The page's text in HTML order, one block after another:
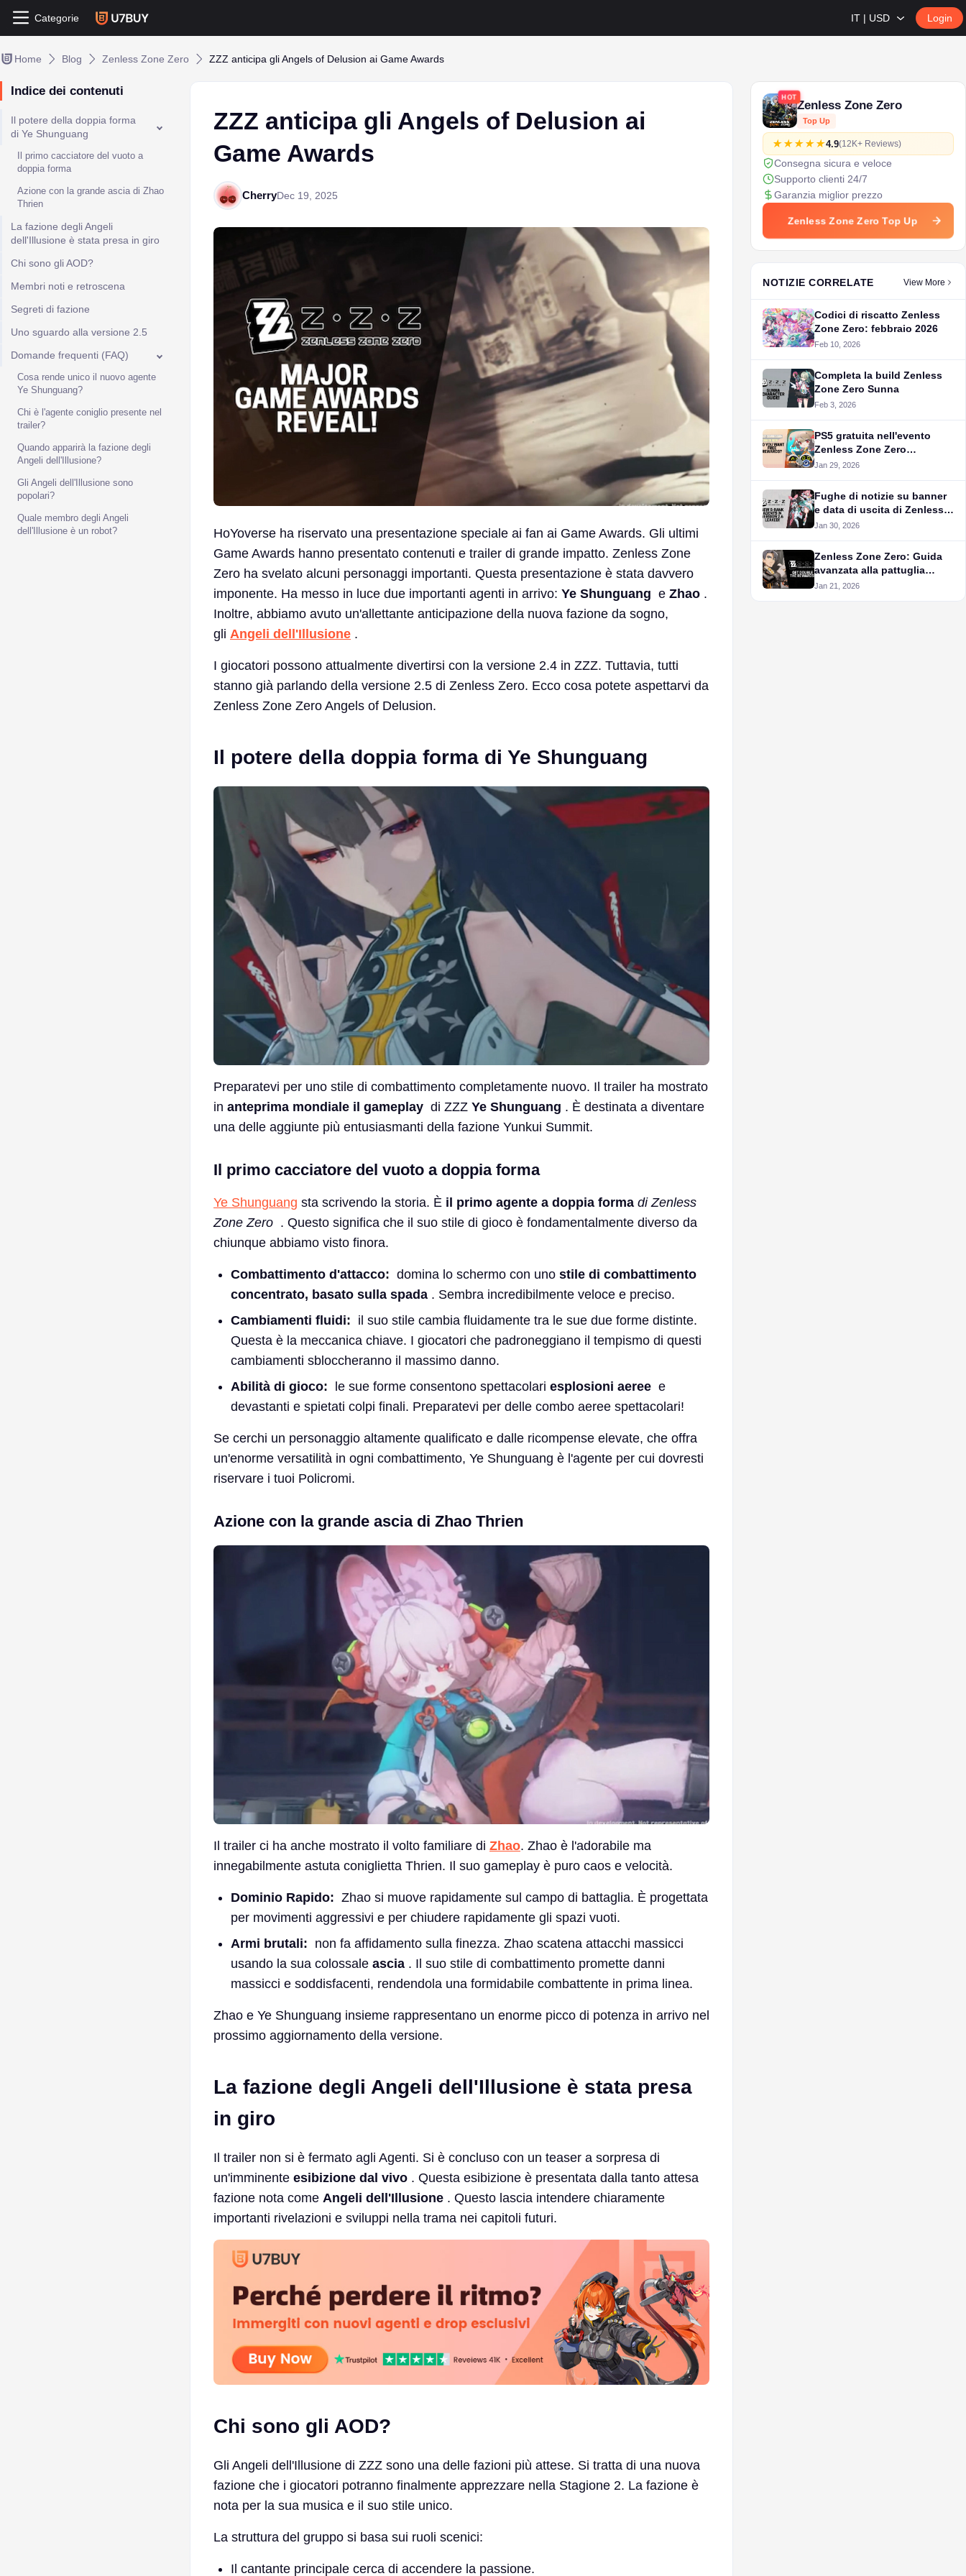
Categorie IT | USD Login
Home Blog Zenless Zone Zero ZZZ anticipa gli Angels of Delusion ai Game Awards
Indice dei contenuti
Il potere della doppia forma
di Ye Shunguang
Il primo cacciatore del vuoto a
doppia forma
Azione con la grande ascia di Zhao
Thrien
La fazione degli Angeli
dell'Illusione è stata presa in giro
Chi sono gli AOD?
Membri noti e retroscena
Segreti di fazione
Uno sguardo alla versione 2.5
Domande frequenti (FAQ)
Cosa rende unico il nuovo agente
Ye Shunguang?
Chi è l'agente coniglio presente nel
trailer?
Quando apparirà la fazione degli
Angeli dell'Illusione?
Gli Angeli dell'Illusione sono
popolari?
Quale membro degli Angeli
dell'Illusione è un robot?
ZZZ anticipa gli Angels of Delusion ai
Game Awards
CherryDec 19, 2025
HoYoverse ha riservato una presentazione speciale ai fan ai Game Awards. Gli ultimi
Game Awards hanno presentato contenuti e trailer di grande impatto. Zenless Zone
Zero ha svelato alcuni personaggi importanti. Questa presentazione è stata davvero
imponente. Ha messo in luce due importanti agenti in arrivo: Ye Shunguang e Zhao .
Inoltre, abbiamo avuto un'allettante anticipazione della nuova fazione da sogno,
gli Angeli dell'Illusione .
I giocatori possono attualmente divertirsi con la versione 2.4 in ZZZ. Tuttavia, tutti
stanno già parlando della versione 2.5 di Zenless Zero. Ecco cosa potete aspettarvi da
Zenless Zone Zero Angels of Delusion.
Il potere della doppia forma di Ye Shunguang
Preparatevi per uno stile di combattimento completamente nuovo. Il trailer ha mostrato
in anteprima mondiale il gameplay di ZZZ Ye Shunguang . È destinata a diventare
una delle aggiunte più entusiasmanti della fazione Yunkui Summit.
Il primo cacciatore del vuoto a doppia forma
Ye Shunguang sta scrivendo la storia. È il primo agente a doppia forma di Zenless
Zone Zero . Questo significa che il suo stile di gioco è fondamentalmente diverso da
chiunque abbiamo visto finora.
Combattimento d'attacco: domina lo schermo con uno stile di combattimento
concentrato, basato sulla spada . Sembra incredibilmente veloce e preciso.
Cambiamenti fluidi: il suo stile cambia fluidamente tra le sue due forme distinte.
Questa è la meccanica chiave. I giocatori che padroneggiano il tempismo di questi
cambiamenti sbloccheranno il massimo danno.
Abilità di gioco: le sue forme consentono spettacolari esplosioni aeree e
devastanti e spietati colpi finali. Preparatevi per delle combo aeree spettacolari!
Se cerchi un personaggio altamente qualificato e dalle ricompense elevate, che offra
un'enorme versatilità in ogni combattimento, Ye Shunguang è l'agente per cui dovresti
riservare i tuoi Policromi.
Azione con la grande ascia di Zhao Thrien
Il trailer ci ha anche mostrato il volto familiare di Zhao. Zhao è l'adorabile ma
innegabilmente astuta coniglietta Thrien. Il suo gameplay è puro caos e velocità.
Dominio Rapido: Zhao si muove rapidamente sul campo di battaglia. È progettata
per movimenti aggressivi e per chiudere rapidamente gli spazi vuoti.
Armi brutali: non fa affidamento sulla finezza. Zhao scatena attacchi massicci
usando la sua colossale ascia . Il suo stile di combattimento promette danni
massicci e soddisfacenti, rendendola una formidabile combattente in prima linea.
Zhao e Ye Shunguang insieme rappresentano un enorme picco di potenza in arrivo nel
prossimo aggiornamento della versione.
La fazione degli Angeli dell'Illusione è stata presa
in giro
Il trailer non si è fermato agli Agenti. Si è concluso con un teaser a sorpresa di
un'imminente esibizione dal vivo . Questa esibizione è presentata dalla tanto attesa
fazione nota come Angeli dell'Illusione . Questo lascia intendere chiaramente
importanti rivelazioni e sviluppi nella trama nei capitoli futuri.
Chi sono gli AOD?
Gli Angeli dell'Illusione di ZZZ sono una delle fazioni più attese. Si tratta di una nuova
fazione che i giocatori potranno finalmente apprezzare nella Stagione 2. La fazione è
nota per la sua musica e il suo stile unico.
La struttura del gruppo si basa sui ruoli scenici:
Il cantante principale cerca di accendere la passione.
HOT
Zenless Zone Zero
Top Up
4.9(12K+ Reviews)
Consegna sicura e veloce
Supporto clienti 24/7
Garanzia miglior prezzo
Zenless Zone Zero Top Up
NOTIZIE CORRELATE View More
Codici di riscatto Zenless
Zone Zero: febbraio 2026
Feb 10, 2026
Completa la build Zenless
Zone Zero Sunna
Feb 3, 2026
PS5 gratuita nell'evento
Zenless Zone Zero
Assembly Commission
Jan 29, 2026
Fughe di notizie su banner
e data di uscita di Zenless
Zone Zero 2.6
Jan 30, 2026
Zenless Zone Zero: Guida
avanzata alla pattuglia
dell'area di taglia
Jan 21, 2026